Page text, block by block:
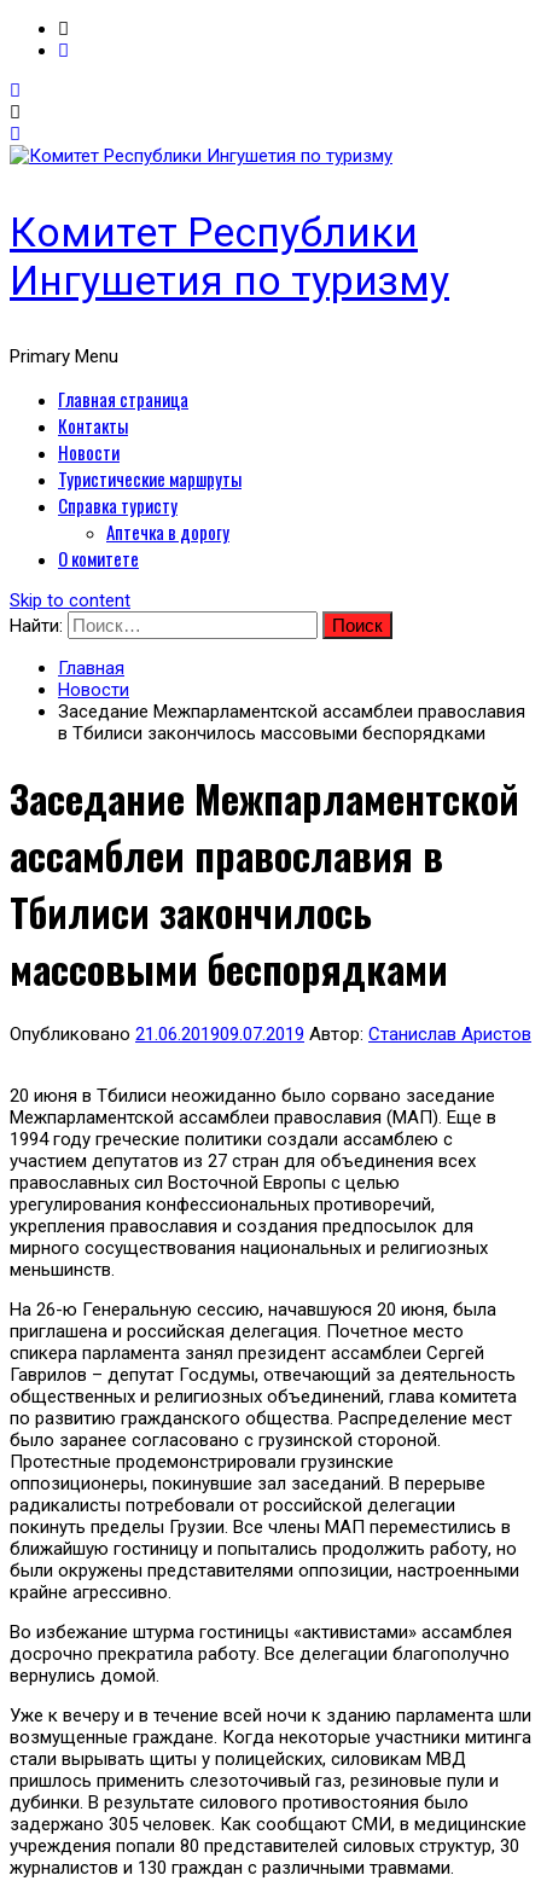
Комитет Республики
Ингушетия по туризму
Primary Menu
Главная страница
Контакты
Новости
Туристические маршруты
Справка туристу
Аптечка в дорогу
О комитете
Skip to content
Найти:
Главная
Новости
Заседание Межпарламентской ассамблеи православия
в Тбилиси закончилось массовыми беспорядками
Заседание Межпарламентской
ассамблеи православия в
Тбилиси закончилось
массовыми беспорядками
Опубликовано 21.06.201909.07.2019 Автор: Станислав Аристов
20 июня в Тбилиси неожиданно было сорвано заседание
Межпарламентской ассамблеи православия (МАП). Еще в
1994 году греческие политики создали ассамблею с
участием депутатов из 27 стран для объединения всех
православных сил Восточной Европы с целью
урегулирования конфессиональных противоречий,
укрепления православия и создания предпосылок для
мирного сосуществования национальных и религиозных
меньшинств.
На 26-ю Генеральную сессию, начавшуюся 20 июня, была
приглашена и российская делегация. Почетное место
спикера парламента занял президент ассамблеи Сергей
Гаврилов – депутат Госдумы, отвечающий за деятельность
общественных и религиозных объединений, глава комитета
по развитию гражданского общества. Распределение мест
было заранее согласовано с грузинской стороной.
Протестные продемонстрировали грузинские
оппозиционеры, покинувшие зал заседаний. В перерыве
радикалисты потребовали от российской делегации
покинуть пределы Грузии. Все члены МАП переместились в
ближайшую гостиницу и попытались продолжить работу, но
были окружены представителями оппозиции, настроенными
крайне агрессивно.
Во избежание штурма гостиницы «активистами» ассамблея
досрочно прекратила работу. Все делегации благополучно
вернулись домой.
Уже к вечеру и в течение всей ночи к зданию парламента шли
возмущенные граждане. Когда некоторые участники митинга
стали вырывать щиты у полицейских, силовикам МВД
пришлось применить слезоточивый газ, резиновые пули и
дубинки. В результате силового противостояния было
задержано 305 человек. Как сообщают СМИ, в медицинские
учреждения попали 80 представителей силовых структур, 30
журналистов и 130 граждан с различными травмами.